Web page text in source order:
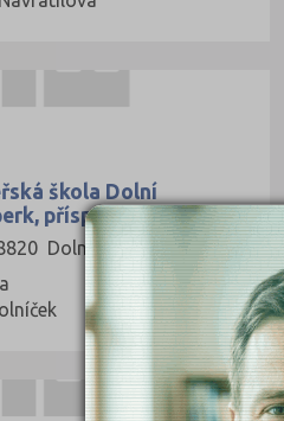
škola Dolní
příspěvková
Dolní Studénky